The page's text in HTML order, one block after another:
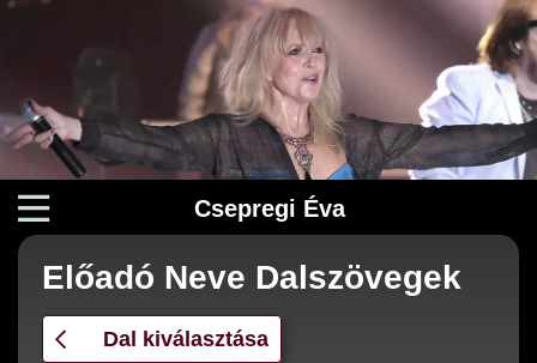
Csepregi Éva
Előadó Neve Dalszövegek
Dal kiválasztása